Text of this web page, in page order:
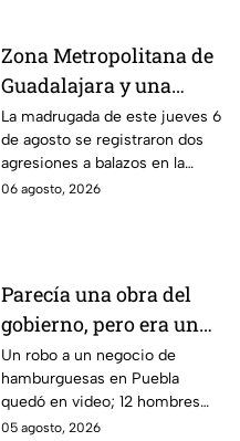
Zona Metropolitana de
Guadalajara y una
jornada de violencia:
Asesinan a balazos a
dos hombres en
Tlajomulco y El Salto
La madrugada de este jueves 6
de agosto se registraron dos
agresiones a balazos en la
Zona Metropolitana de
06 agosto, 2026
Parecía una obra del
gobierno, pero era un
robo planeado: Así
saquearon negocio de
hamburguesas en
Un robo a un negocio de
hamburguesas en Puebla
quedó en video; 12 hombres
habrían fingido ser
05 agosto, 2026